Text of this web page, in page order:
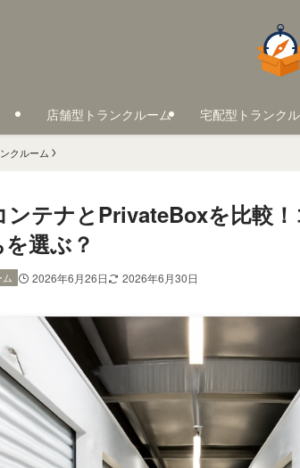
店舗型トランクルーム 宅配型トランク
クルーム
ンテナとPrivateBoxを比較
選ぶ？
2026年6月26日 2026年6月30日